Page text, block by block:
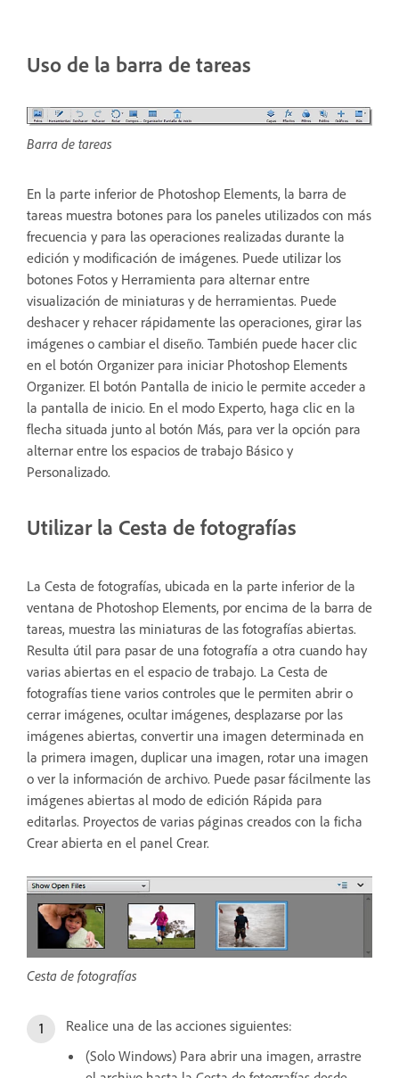
Uso de la barra de tareas
Barra de tareas
En la parte inferior de Photoshop Elements, la barra de
tareas muestra botones para los paneles utilizados con más
frecuencia y para las operaciones realizadas durante la
edición y modificación de imágenes. Puede utilizar los
botones Fotos y Herramienta para alternar entre
visualización de miniaturas y de herramientas. Puede
deshacer y rehacer rápidamente las operaciones, girar las
imágenes o cambiar el diseño. También puede hacer clic
en el botón Organizer para iniciar Photoshop Elements
Organizer. El botón Pantalla de inicio le permite acceder a
la pantalla de inicio. En el modo Experto, haga clic en la
flecha situada junto al botón Más, para ver la opción para
alternar entre los espacios de trabajo Básico y
Personalizado.
Utilizar la Cesta de fotografías
La Cesta de fotografías, ubicada en la parte inferior de la
ventana de Photoshop Elements, por encima de la barra de
tareas, muestra las miniaturas de las fotografías abiertas.
Resulta útil para pasar de una fotografía a otra cuando hay
varias abiertas en el espacio de trabajo. La Cesta de
fotografías tiene varios controles que le permiten abrir o
cerrar imágenes, ocultar imágenes, desplazarse por las
imágenes abiertas, convertir una imagen determinada en
la primera imagen, duplicar una imagen, rotar una imagen
o ver la información de archivo. Puede pasar fácilmente las
imágenes abiertas al modo de edición Rápida para
editarlas. Proyectos de varias páginas creados con la ficha
Crear abierta en el panel Crear.
Cesta de fotografías
Realice una de las acciones siguientes:
(Solo Windows) Para abrir una imagen, arrastre